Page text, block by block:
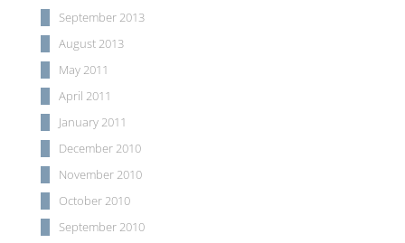
September 2013
August 2013
May 2011
April 2011
January 2011
December 2010
November 2010
October 2010
September 2010